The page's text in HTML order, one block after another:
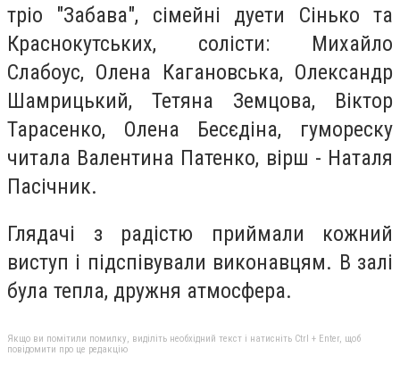
тріо "Забава", сімейні дуети Сінько та
Краснокутських, солісти: Михайло
Слабоус, Олена Кагановська, Олександр
Шамрицький, Тетяна Земцова, Віктор
Тарасенко, Олена Бесєдіна, гумореску
читала Валентина Патенко, вірш - Наталя
Пасічник.
Глядачі з радістю приймали кожний
виступ і підспівували виконавцям. В залі
була тепла, дружня атмосфера.
Якщо ви помітили помилку, виділіть необхідний текст і натисніть Ctrl + Enter, щоб
повідомити про це редакцію